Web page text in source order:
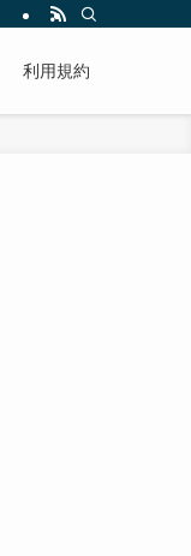
料です。気軽にお問い合
利用規約